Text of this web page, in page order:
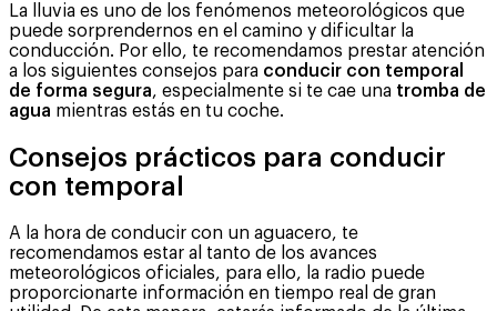
La lluvia es uno de los fenómenos meteorológicos que
puede sorprendernos en el camino y dificultar la
conducción. Por ello, te recomendamos prestar atención
a los siguientes consejos para conducir con temporal
de forma segura, especialmente si te cae una tromba de
agua mientras estás en tu coche.
Consejos prácticos para conducir
con temporal
A la hora de conducir con un aguacero, te
recomendamos estar al tanto de los avances
meteorológicos oficiales, para ello, la radio puede
proporcionarte información en tiempo real de gran